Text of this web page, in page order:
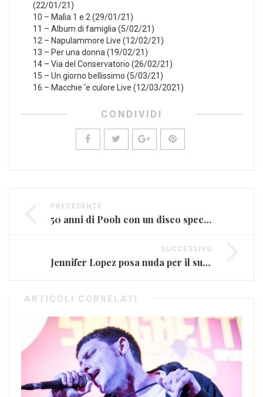
(22/01/21)
10 – Malìa 1 e 2 (29/01/21)
11 – Album di famiglia (5/02/21)
12 – Napulammore Live (12/02/21)
13 – Per una donna (19/02/21)
14 – Via del Conservatorio (26/02/21)
15 – Un giorno bellissimo (5/03/21)
16 – Macchie ‘e culore Live (12/03/2021)
CONDIVIDI
PRECEDENTE
50 anni di Pooh con un disco speciale
SUCCESSIVO
Jennifer Lopez posa nuda per il suo nuovo album
ARTICOLI CORRELATI